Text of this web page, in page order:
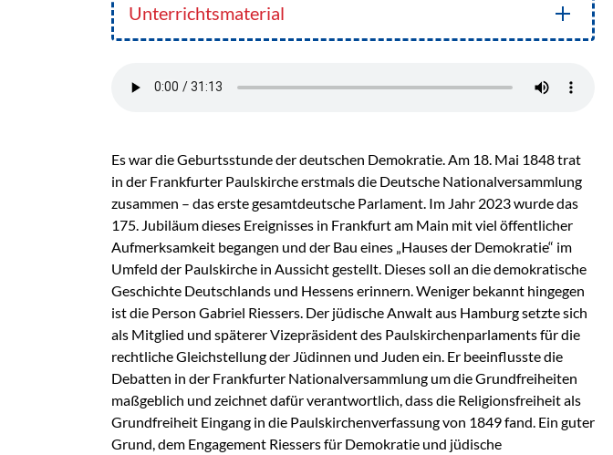
Unterrichtsmaterial
Es war die Geburtsstunde der deutschen Demokratie. Am 18. Mai 1848 trat
in der Frankfurter Paulskirche erstmals die Deutsche Nationalversammlung
zusammen – das erste gesamtdeutsche Parlament. Im Jahr 2023 wurde das
175. Jubiläum dieses Ereignisses in Frankfurt am Main mit viel öffentlicher
Aufmerksamkeit begangen und der Bau eines „Hauses der Demokratie“ im
Umfeld der Paulskirche in Aussicht gestellt. Dieses soll an die demokratische
Geschichte Deutschlands und Hessens erinnern. Weniger bekannt hingegen
ist die Person Gabriel Riessers. Der jüdische Anwalt aus Hamburg setzte sich
als Mitglied und späterer Vizepräsident des Paulskirchenparlaments für die
rechtliche Gleichstellung der Jüdinnen und Juden ein. Er beeinflusste die
Debatten in der Frankfurter Nationalversammlung um die Grundfreiheiten
maßgeblich und zeichnet dafür verantwortlich, dass die Religionsfreiheit als
Grundfreiheit Eingang in die Paulskirchenverfassung von 1849 fand. Ein guter
Grund, dem Engagement Riessers für Demokratie und jüdische